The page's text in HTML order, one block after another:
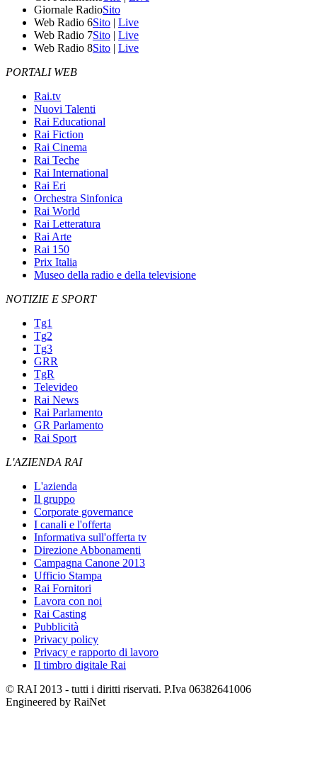
Giornale RadioSito
Web Radio 6Sito | Live
Web Radio 7Sito | Live
Web Radio 8Sito | Live
PORTALI WEB
Rai.tv
Nuovi Talenti
Rai Educational
Rai Fiction
Rai Cinema
Rai Teche
Rai International
Rai Eri
Orchestra Sinfonica
Rai World
Rai Letteratura
Rai Arte
Rai 150
Prix Italia
Museo della radio e della televisione
NOTIZIE E SPORT
Tg1
Tg2
Tg3
GRR
TgR
Televideo
Rai News
Rai Parlamento
GR Parlamento
Rai Sport
L'AZIENDA RAI
L'azienda
Il gruppo
Corporate governance
I canali e l'offerta
Informativa sull'offerta tv
Direzione Abbonamenti
Campagna Canone 2013
Ufficio Stampa
Rai Fornitori
Lavora con noi
Rai Casting
Pubblicità
Privacy policy
Privacy e rapporto di lavoro
Il timbro digitale Rai
© RAI 2013 - tutti i diritti riservati. P.Iva 06382641006
Engineered by RaiNet